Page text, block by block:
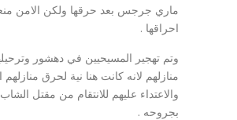
ماري جرجس بعد حرقها ولكن الامن
احراقها .
وتم تهجير المسيحيين في دهشور
منازلهم لانه كانت هنا نية لحرق منازلهم
والاعتداء عليهم للانتقام من مقتل الشاب
بجروحه .